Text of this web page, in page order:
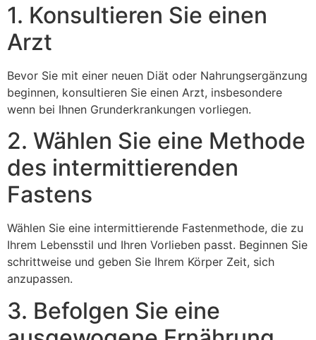
1. Konsultieren Sie einen
Arzt
Bevor Sie mit einer neuen Diät oder Nahrungsergänzung
beginnen, konsultieren Sie einen Arzt, insbesondere
wenn bei Ihnen Grunderkrankungen vorliegen.
2. Wählen Sie eine Methode
des intermittierenden
Fastens
Wählen Sie eine intermittierende Fastenmethode, die zu
Ihrem Lebensstil und Ihren Vorlieben passt. Beginnen Sie
schrittweise und geben Sie Ihrem Körper Zeit, sich
anzupassen.
3. Befolgen Sie eine